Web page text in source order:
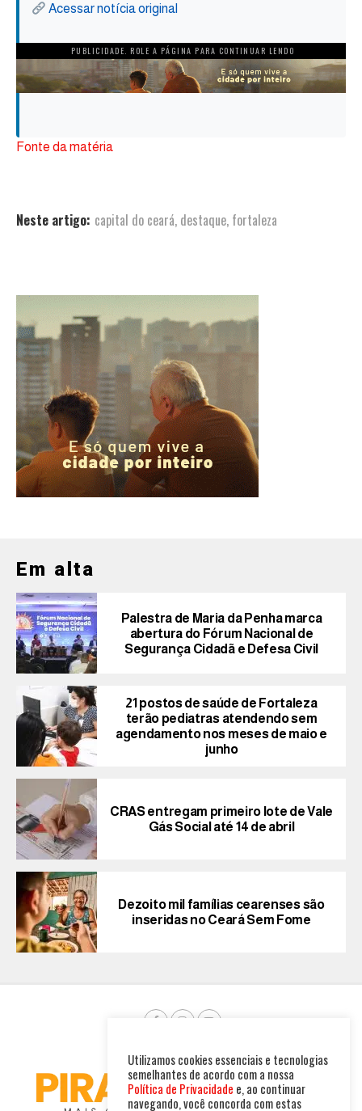
Acessar notícia original
PUBLICIDADE. ROLE A PÁGINA PARA CONTINUAR LENDO
Fonte da matéria
Neste artigo: capital do ceará, destaque, fortaleza
Em alta
Palestra de Maria da Penha marca
abertura do Fórum Nacional de
Segurança Cidadã e Defesa Civil
21 postos de saúde de Fortaleza
terão pediatras atendendo sem
agendamento nos meses de maio e
junho
CRAS entregam primeiro lote de Vale
Gás Social até 14 de abril
Dezoito mil famílias cearenses são
inseridas no Ceará Sem Fome
Utilizamos cookies essenciais e tecnologias
semelhantes de acordo com a nossa
Política de Privacidade e, ao continuar
navegando, você concorda com estas